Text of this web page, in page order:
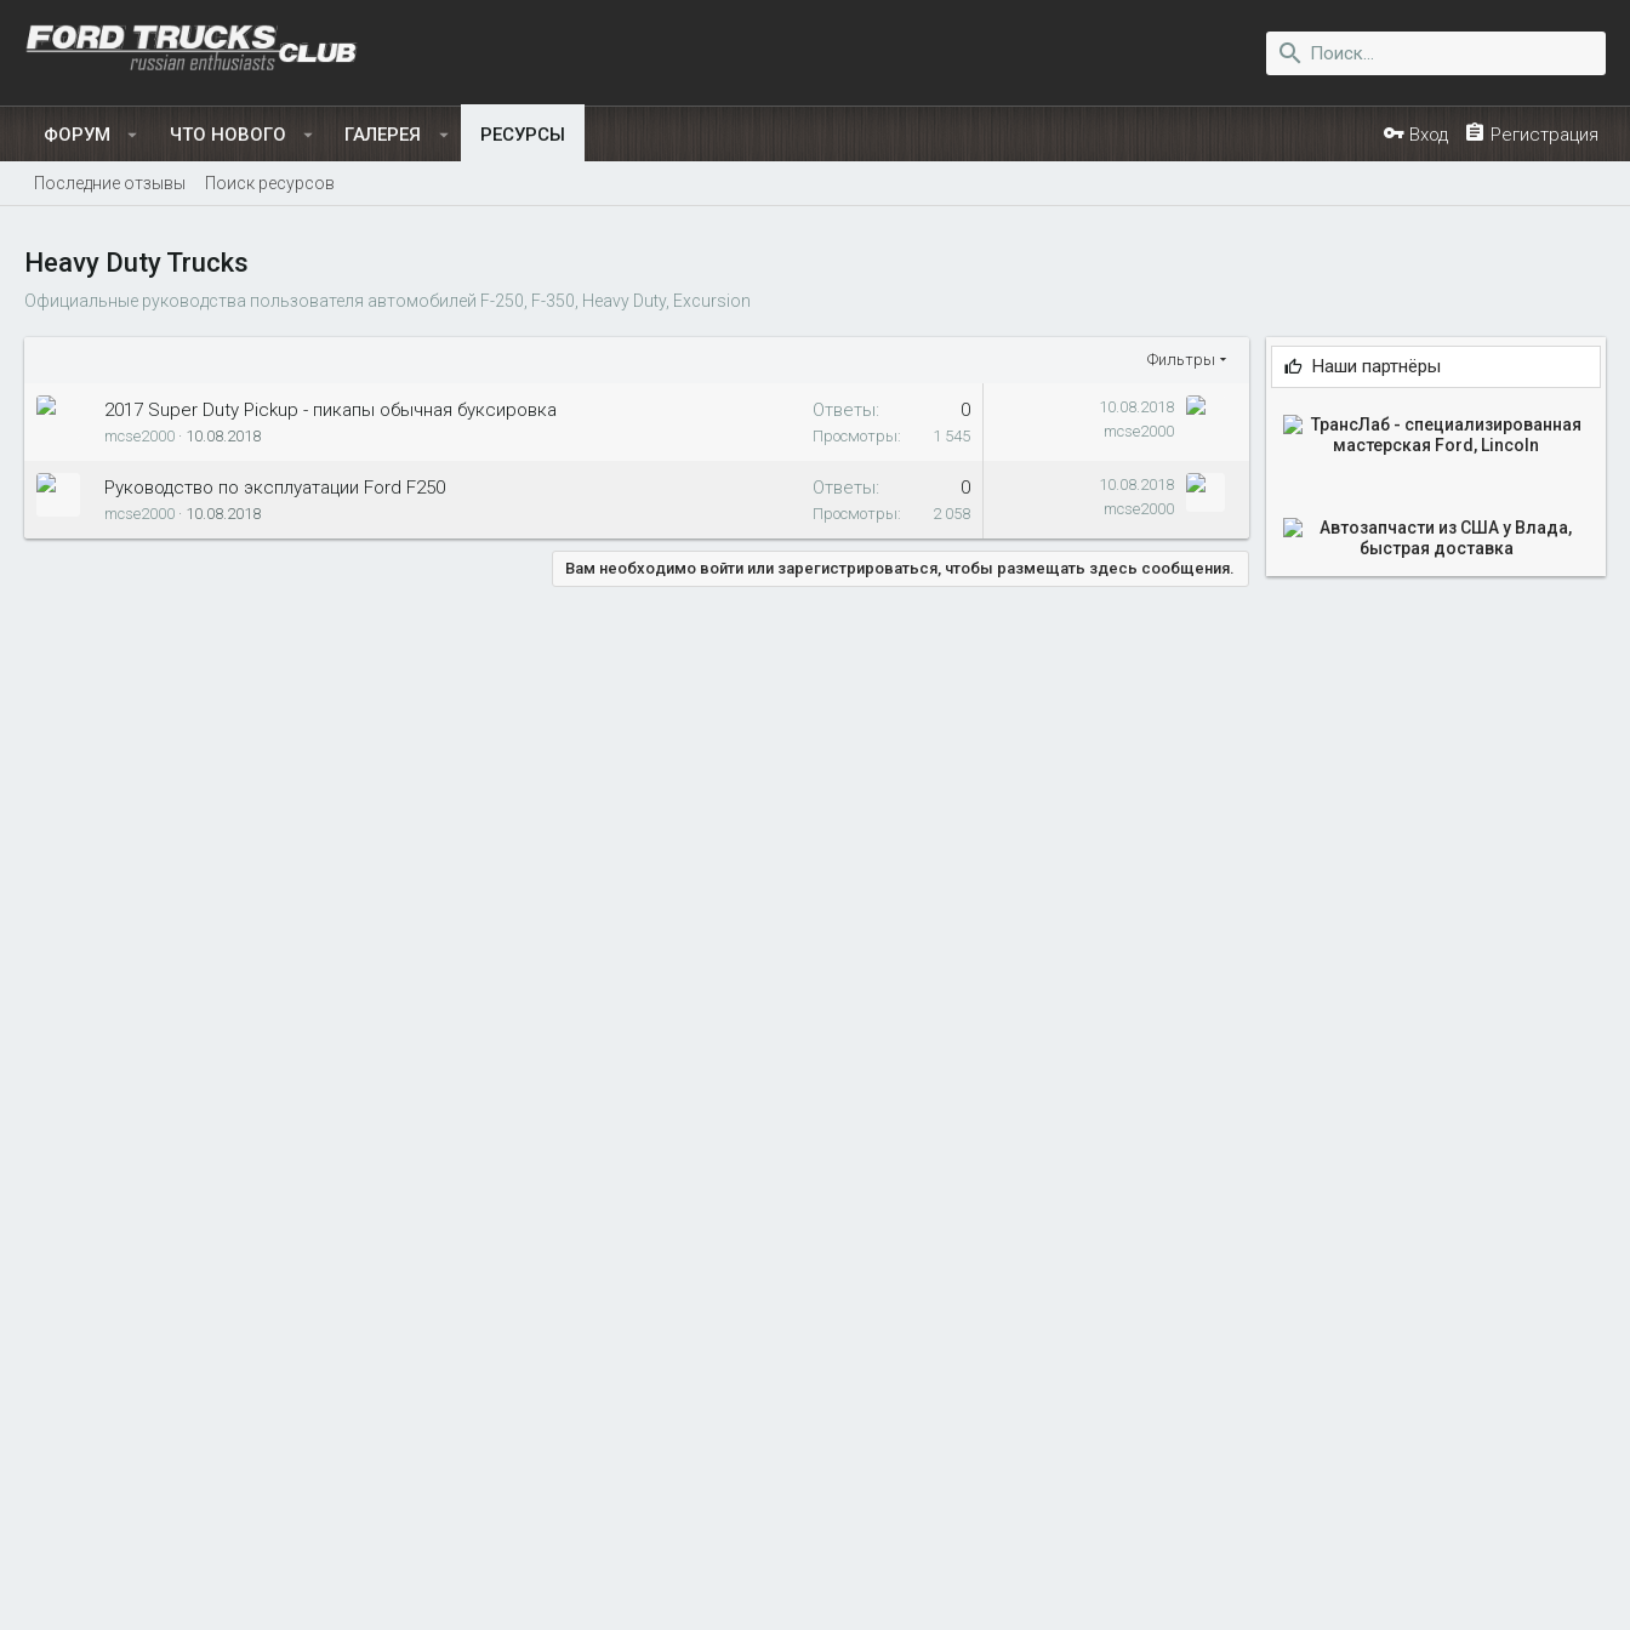
ФОРУМ ЧТО НОВОГО ГАЛЕРЕЯ РЕСУРСЫ Вход Регистрация
Последние отзывы Поиск ресурсов
Heavy Duty Trucks
Официальные руководства пользователя автомобилей F-250, F-350, Heavy Duty, Excursion
Фильтры
2017 Super Duty Pickup - пикапы обычная буксировка
mcse2000 10.08.2018
Ответы 0
Просмотры 1 545
10.08.2018
mcse2000
Руководство по эксплуатации Ford F250
mcse2000 10.08.2018
Ответы 0
Просмотры 2 058
10.08.2018
mcse2000
Вам необходимо войти или зарегистрироваться, чтобы размещать здесь сообщения.
Наши партнёры